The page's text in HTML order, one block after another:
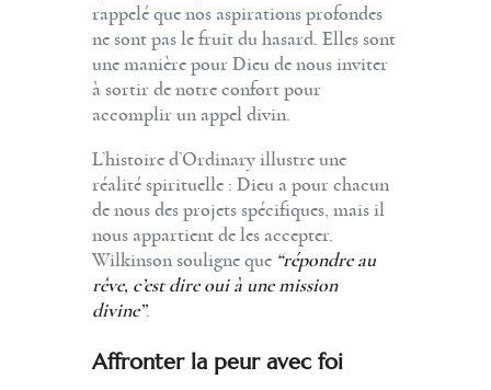
rappelé que nos aspirations profondes
ne sont pas le fruit du hasard. Elles sont
une manière pour Dieu de nous inviter
à sortir de notre confort pour
accomplir un appel divin.
L’histoire d’Ordinary illustre une
réalité spirituelle : Dieu a pour chacun
de nous des projets spécifiques, mais il
nous appartient de les accepter.
Wilkinson souligne que “répondre au
rêve, c’est dire oui à une mission
divine”.
Affronter la peur avec foi